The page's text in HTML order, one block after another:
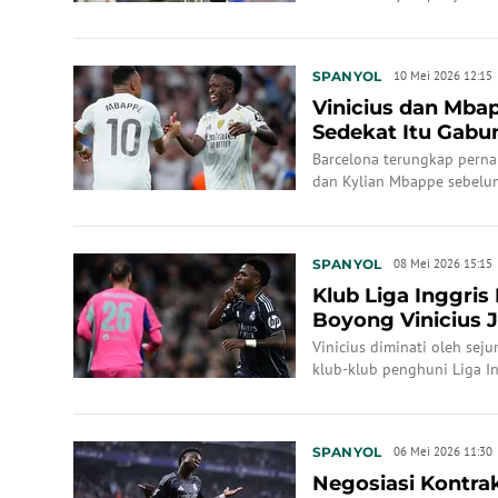
SPANYOL 10 Mei 2026 12:15
Vinicius dan
Sedekat Itu
Barcelona terungkap
dan Kylian Mbappe
SPANYOL 08 Mei 2026 15:15
Klub Liga Inggris
Boyong Vinicius
Vinicius diminati oleh
klub-klub penghuni Liga
SPANYOL 06 Mei 2026 11:30
Negosiasi